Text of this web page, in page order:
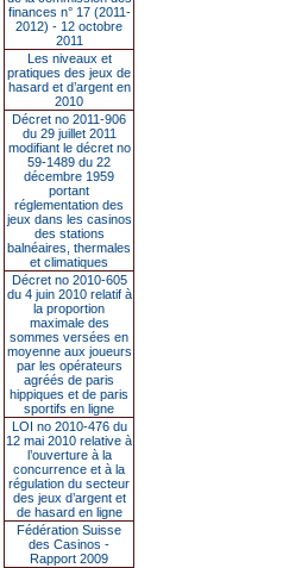
finances n° 17 (2011-
2012) - 12 octobre
2011
Les niveaux et
pratiques des jeux de
hasard et d’argent en
2010
Décret no 2011-906
du 29 juillet 2011
modifiant le décret no
59-1489 du 22
décembre 1959
portant
réglementation des
jeux dans les casinos
des stations
balnéaires, thermales
et climatiques
Décret no 2010-605
du 4 juin 2010 relatif à
la proportion
maximale des
sommes versées en
moyenne aux joueurs
par les opérateurs
agréés de paris
hippiques et de paris
sportifs en ligne
LOI no 2010-476 du
12 mai 2010 relative à
l’ouverture à la
concurrence et à la
régulation du secteur
des jeux d’argent et
de hasard en ligne
Fédération Suisse
des Casinos -
Rapport 2009